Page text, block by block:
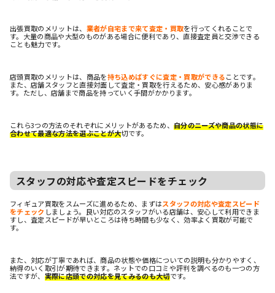
出張買取のメリットは、 業者が自宅まで来て査定・買取を行ってくれることで
す。大量の商品や大型のものがある場合に便利であり、直接査定員と交渉できる
ことも魅力です。
店頭買取のメリットは、商品を持ち込めばすぐに査定・買取ができることです。
また、店舗スタッフと直接対面して査定・買取を行えるため、安心感がありま
す。ただし、店舗まで商品を持っていく手間がかかります。
これら3つの方法のそれぞれにメリットがあるため、自分のニーズや商品の状態に
合わせて最適な方法を選ぶことが大切です。
スタッフの対応や査定スピードをチェック
フィギュア買取をスムーズに進めるため、まずはスタッフの対応や査定スピード
をチェック しましょう。良い対応のスタッフがいる店舗は、安心して利用できま
すし、査定スピードが早いところは待ち時間も少なく、効率よく買取が可能で
す。
また、対応が丁寧であれば、商品の状態や価格についての説明も分かりやすく、
納得のいく取引が期待できます。ネットでの口コミや評判を調べるのも一つの方
法ですが、 実際に店頭での対応を見てみるのも大切です。